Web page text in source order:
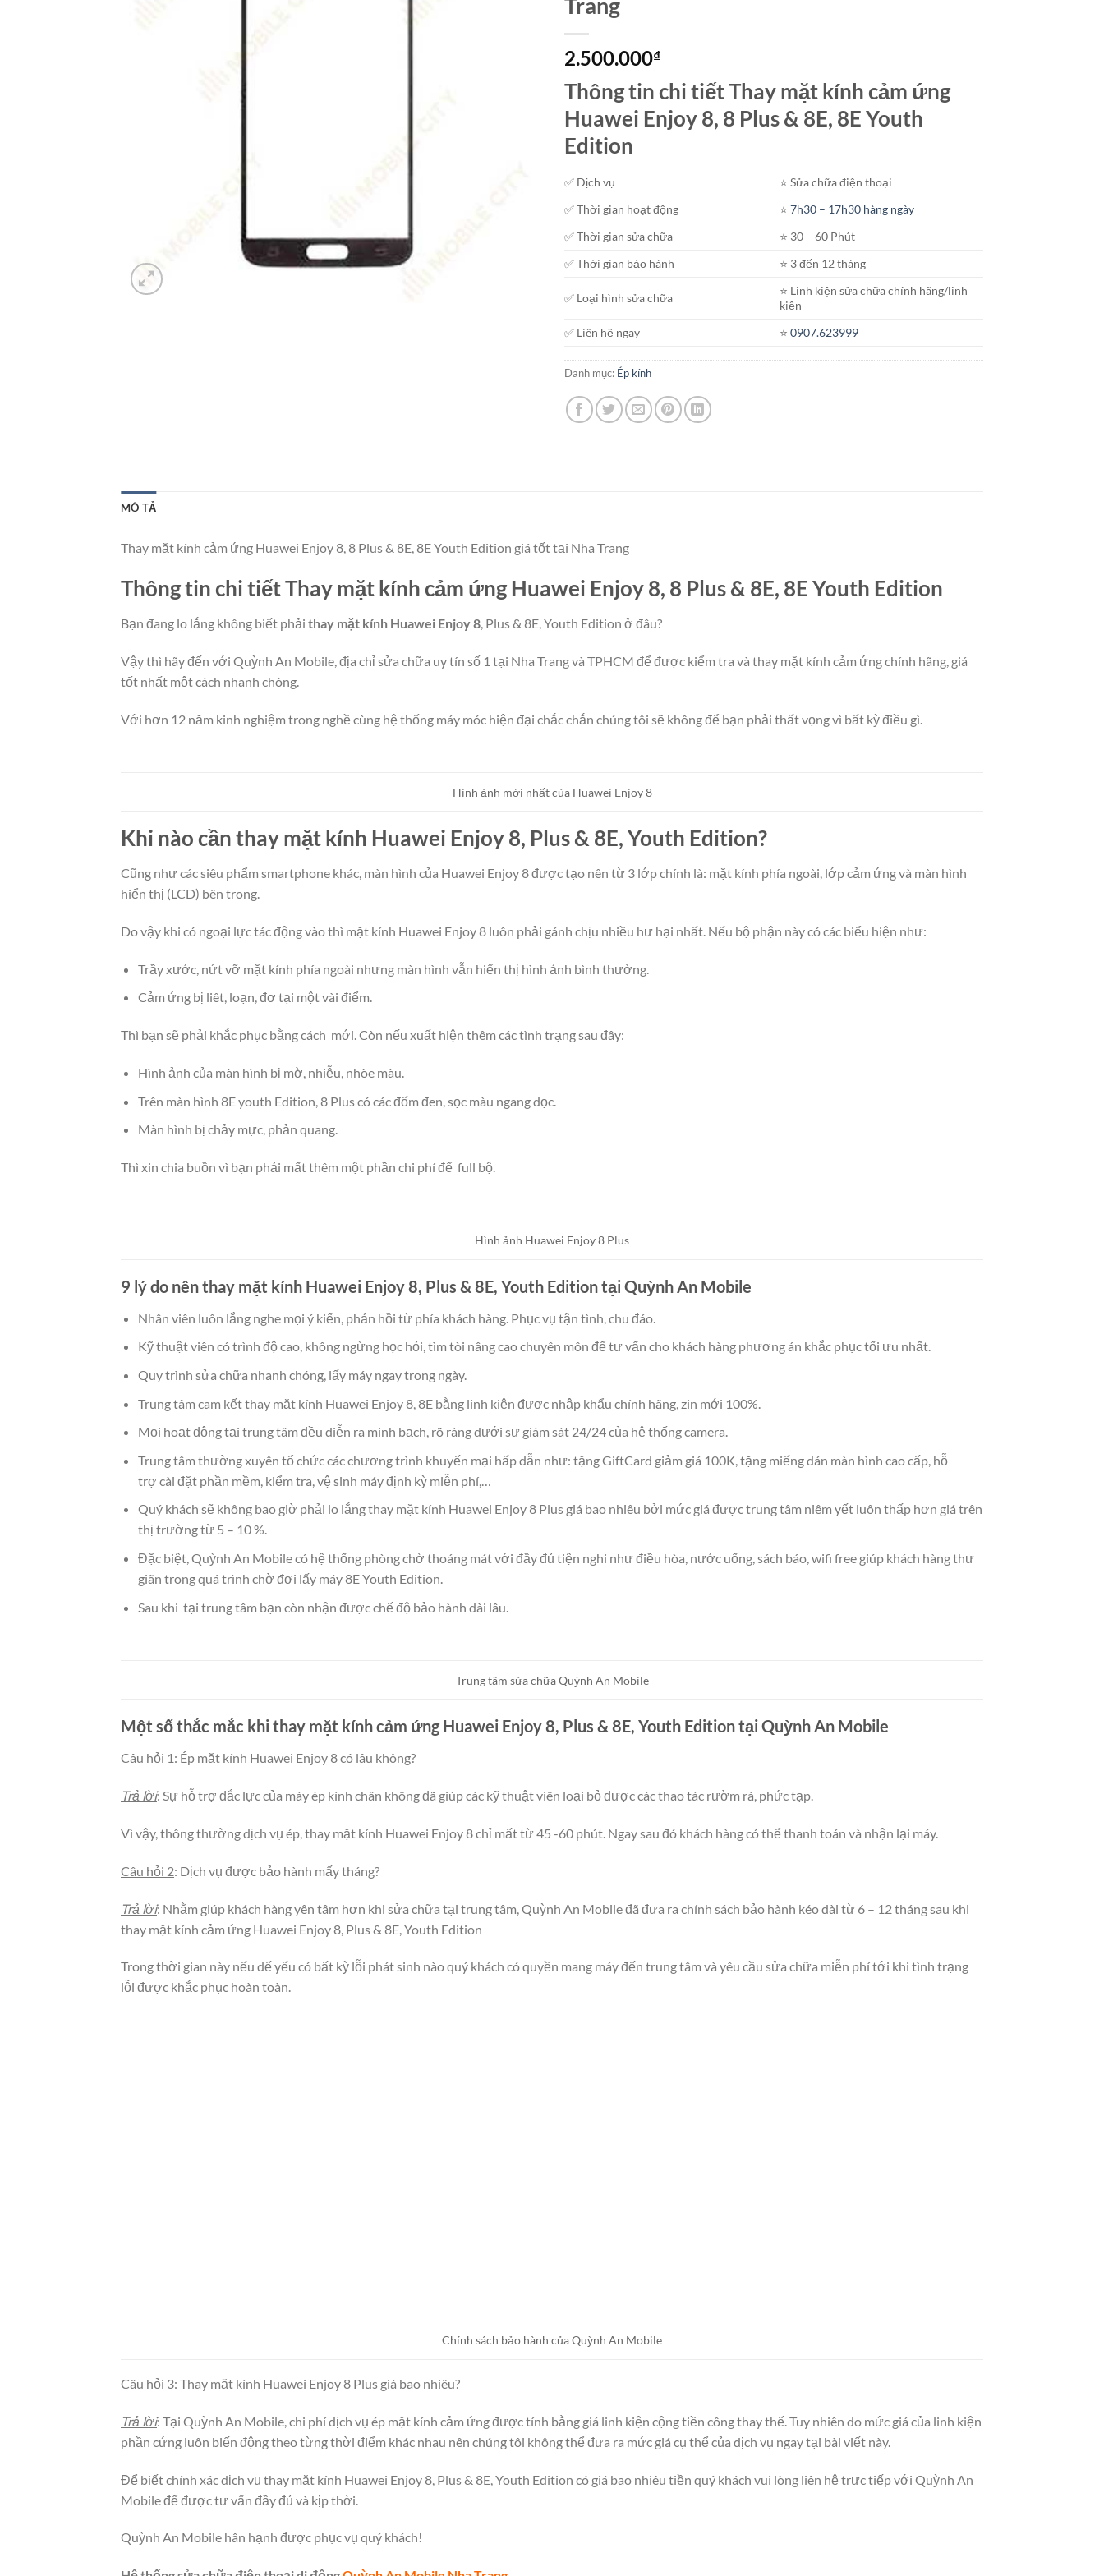
2.500.000₫
Thông tin chi tiết Thay mặt kính cảm ứng
Huawei Enjoy 8, 8 Plus & 8E, 8E Youth
Edition
✅ Dịch vụ
⭐️ Sửa chữa điện thoại
✅ Thời gian hoạt động
⭐️7h30 – 17h30 hàng ngày
✅ Thời gian sửa chữa
⭐️ 30 – 60 Phút
✅ Thời gian bảo hành
⭐️ 3 đến 12 tháng
✅ Loại hình sửa chữa
⭐️ Linh kiện sửa chữa chính hãng/linh
kiện
✅ Liên hệ ngay
⭐️0907.623999
Danh mục: Ép kính
MÔ TẢ
Thay mặt kính cảm ứng Huawei Enjoy 8, 8 Plus & 8E, 8E Youth Edition giá tốt tại Nha Trang
Thông tin chi tiết Thay mặt kính cảm ứng Huawei Enjoy 8, 8 Plus & 8E, 8E Youth Edition
Bạn đang lo lắng không biết phải thay mặt kính Huawei Enjoy 8, Plus & 8E, Youth Edition ở đâu?
Vậy thì hãy đến với Quỳnh An Mobile, địa chỉ sửa chữa uy tín số 1 tại Nha Trang và TPHCM để được kiểm tra và thay mặt kính cảm ứng chính hãng, giá
tốt nhất một cách nhanh chóng.
Với hơn 12 năm kinh nghiệm trong nghề cùng hệ thống máy móc hiện đại chắc chắn chúng tôi sẽ không để bạn phải thất vọng vì bất kỳ điều gì.
Hình ảnh mới nhất của Huawei Enjoy 8
Khi nào cần thay mặt kính Huawei Enjoy 8, Plus & 8E, Youth Edition?
Cũng như các siêu phẩm smartphone khác, màn hình của Huawei Enjoy 8 được tạo nên từ 3 lớp chính là: mặt kính phía ngoài, lớp cảm ứng và màn hình
hiển thị (LCD) bên trong.
Do vậy khi có ngoại lực tác động vào thì mặt kính Huawei Enjoy 8 luôn phải gánh chịu nhiều hư hại nhất. Nếu bộ phận này có các biểu hiện như:
Trầy xước, nứt vỡ mặt kính phía ngoài nhưng màn hình vẫn hiển thị hình ảnh bình thường.
Cảm ứng bị liêt, loạn, đơ tại một vài điểm.
Thì bạn sẽ phải khắc phục bằng cách mới. Còn nếu xuất hiện thêm các tình trạng sau đây:
Hình ảnh của màn hình bị mờ, nhiễu, nhòe màu.
Trên màn hình 8E youth Edition, 8 Plus có các đốm đen, sọc màu ngang dọc.
Màn hình bị chảy mực, phản quang.
Thì xin chia buồn vì bạn phải mất thêm một phần chi phí để full bộ.
Hình ảnh Huawei Enjoy 8 Plus
9 lý do nên thay mặt kính Huawei Enjoy 8, Plus & 8E, Youth Edition tại Quỳnh An Mobile
Nhân viên luôn lắng nghe mọi ý kiến, phản hồi từ phía khách hàng. Phục vụ tận tình, chu đáo.
Kỹ thuật viên có trình độ cao, không ngừng học hỏi, tìm tòi nâng cao chuyên môn để tư vấn cho khách hàng phương án khắc phục tối ưu nhất.
Quy trình sửa chữa nhanh chóng, lấy máy ngay trong ngày.
Trung tâm cam kết thay mặt kính Huawei Enjoy 8, 8E bằng linh kiện được nhập khẩu chính hãng, zin mới 100%.
Mọi hoạt động tại trung tâm đều diễn ra minh bạch, rõ ràng dưới sự giám sát 24/24 của hệ thống camera.
Trung tâm thường xuyên tổ chức các chương trình khuyến mại hấp dẫn như: tặng GiftCard giảm giá 100K, tặng miếng dán màn hình cao cấp, hỗ
trợ cài đặt phần mềm, kiểm tra, vệ sinh máy định kỳ miễn phí,…
Quý khách sẽ không bao giờ phải lo lắng thay mặt kính Huawei Enjoy 8 Plus giá bao nhiêu bởi mức giá được trung tâm niêm yết luôn thấp hơn giá trên
thị trường từ 5 – 10 %.
Đặc biệt, Quỳnh An Mobile có hệ thống phòng chờ thoáng mát với đầy đủ tiện nghi như điều hòa, nước uống, sách báo, wifi free giúp khách hàng thư
giãn trong quá trình chờ đợi lấy máy 8E Youth Edition.
Sau khi tại trung tâm bạn còn nhận được chế độ bảo hành dài lâu.
Trung tâm sửa chữa Quỳnh An Mobile
Một số thắc mắc khi thay mặt kính cảm ứng Huawei Enjoy 8, Plus & 8E, Youth Edition tại Quỳnh An Mobile
Câu hỏi 1: Ép mặt kính Huawei Enjoy 8 có lâu không?
Trả lời: Sự hỗ trợ đắc lực của máy ép kính chân không đã giúp các kỹ thuật viên loại bỏ được các thao tác rườm rà, phức tạp.
Vì vậy, thông thường dịch vụ ép, thay mặt kính Huawei Enjoy 8 chỉ mất từ 45 -60 phút. Ngay sau đó khách hàng có thể thanh toán và nhận lại máy.
Câu hỏi 2: Dịch vụ được bảo hành mấy tháng?
Trả lời: Nhằm giúp khách hàng yên tâm hơn khi sửa chữa tại trung tâm, Quỳnh An Mobile đã đưa ra chính sách bảo hành kéo dài từ 6 – 12 tháng sau khi
thay mặt kính cảm ứng Huawei Enjoy 8, Plus & 8E, Youth Edition
Trong thời gian này nếu dế yếu có bất kỳ lỗi phát sinh nào quý khách có quyền mang máy đến trung tâm và yêu cầu sửa chữa miễn phí tới khi tình trạng
lỗi được khắc phục hoàn toàn.
Chính sách bảo hành của Quỳnh An Mobile
Câu hỏi 3: Thay mặt kính Huawei Enjoy 8 Plus giá bao nhiêu?
Trả lời: Tại Quỳnh An Mobile, chi phí dịch vụ ép mặt kính cảm ứng được tính bằng giá linh kiện cộng tiền công thay thế. Tuy nhiên do mức giá của linh kiện
phần cứng luôn biến động theo từng thời điểm khác nhau nên chúng tôi không thể đưa ra mức giá cụ thể của dịch vụ ngay tại bài viết này.
Để biết chính xác dịch vụ thay mặt kính Huawei Enjoy 8, Plus & 8E, Youth Edition có giá bao nhiêu tiền quý khách vui lòng liên hệ trực tiếp với Quỳnh An
Mobile để được tư vấn đầy đủ và kịp thời.
Quỳnh An Mobile hân hạnh được phục vụ quý khách!